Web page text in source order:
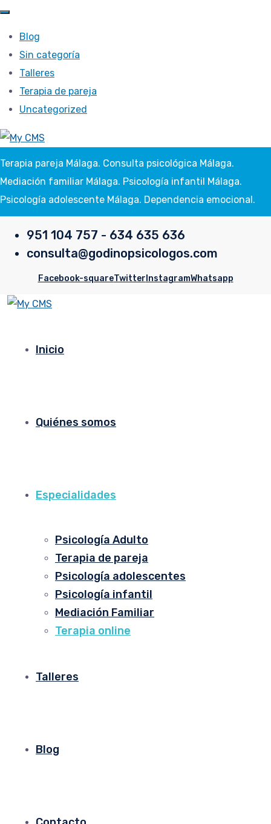
Blog
Sin categoría
Talleres
Terapia de pareja
Uncategorized
Terapia pareja Málaga. Consulta psicológica Málaga.
Mediación familiar Málaga. Psicología infantil Málaga.
Psicología adolescente Málaga. Dependencia emocional.
951 104 757 - 634 635 636
consulta@godinopsicologos.com
Facebook-squareTwitter InstagramWhatsapp
Inicio
Quiénes somos
Especialidades
Psicología Adulto
Terapia de pareja
Psicología adolescentes
Psicología infantil
Mediación Familiar
Terapia online
Talleres
Blog